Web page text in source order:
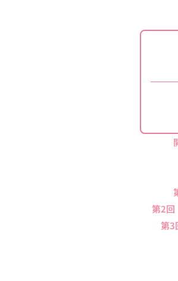
第2
第3